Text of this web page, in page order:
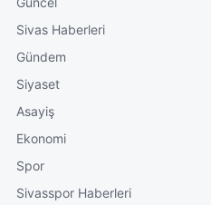
Sivas Haberleri
Gündem
Siyaset
Asayiş
Ekonomi
Spor
Sivasspor Haberleri